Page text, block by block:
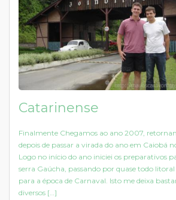
Catarinense
Finalmente Chegamos ao ano 2007,
depois de passar a virada do ano em Caiobá
Logo no início do ano iniciei os preparativos
serra Gaúcha, passando por quase todo
para a época de Carnaval. Isto me deixa
diversos […]